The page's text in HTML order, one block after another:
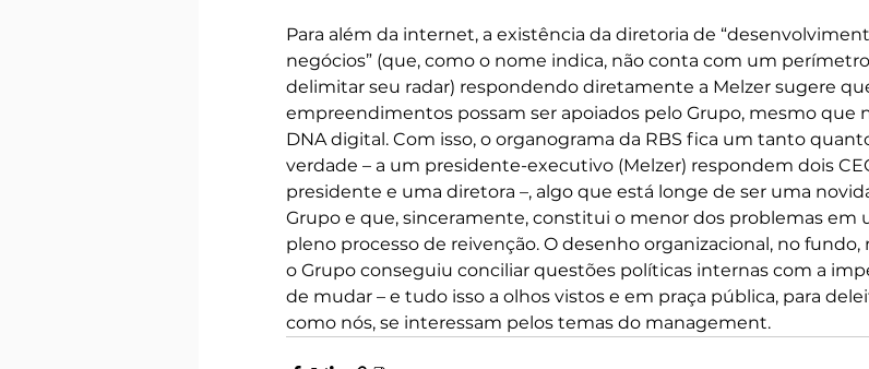
Para além da internet, a existência da diretoria de
negócios” (que, como o nome indica, não conta com um
delimitar seu radar) respondendo diretamente a Melzer sugere
empreendimentos possam ser apoiados pelo Grupo, mesmo que
DNA digital. Com isso, o organograma da RBS fica um tanto
verdade – a um presidente-executivo (Melzer) respondem dois
presidente e uma diretora –, algo que está longe de ser uma
Grupo e que, sinceramente, constitui o menor dos problemas em
pleno processo de reivenção. O desenho organizacional, no
o Grupo conseguiu conciliar questões políticas internas com a
de mudar – e tudo isso a olhos vistos e em praça pública, para
como nós, se interessam pelos temas do management.